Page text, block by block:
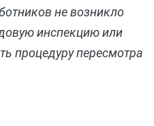
не возникло
инспекцию или
процедуру пересмотра